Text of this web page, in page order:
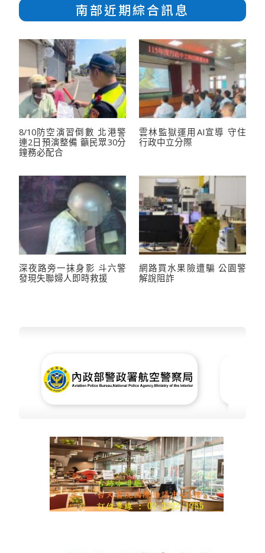
南部近期綜合訊息
8/10防空演習倒數 北港警
連2日預演整備 籲民眾30分
鐘務必配合
雲林監獄運用AI宣導 守住
行政中立分際
深夜路旁一抹身影 斗六警
發現失聯婦人即時救援
網路買水果險遭騙 公園警
解說阻詐